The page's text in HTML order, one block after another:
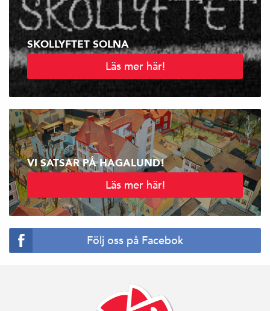
SKOLLYFTET SOLNA
Läs mer här!
VI SATSAR PÅ HAGALUND!
Läs mer här!
Följ oss på Facebok